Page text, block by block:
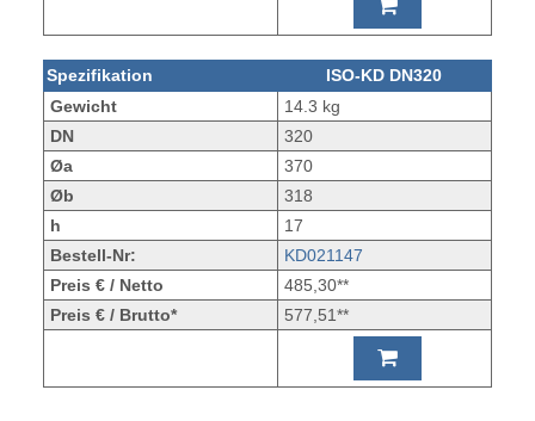
Spezifikation
ISO-KD DN320
Gewicht
14.3 kg
DN
320
Øa
370
Øb
318
h
17
Bestell-Nr:
KD021147
Preis € / Netto
485,30**
Preis € / Brutto*
577,51**